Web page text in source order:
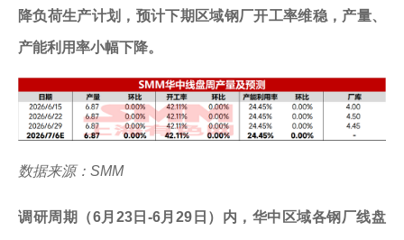
降负荷生产计划，预计下期区域钢厂开工率维稳，产量、
产能利用率小幅下降。
数据来源：SMM
调研周期（6月23日-6月29日）内，华中区域各钢厂线盘